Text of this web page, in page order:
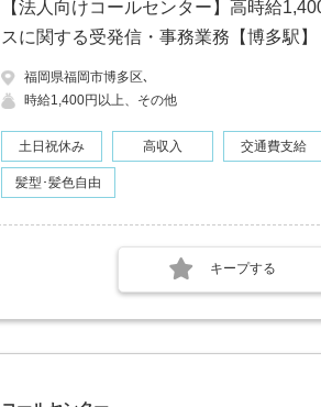
【法人向けコールセンター】高時給
スに関する受発信・事務業務【博多駅】
福岡県福岡市博多区､
時給1,400円以上、その他
土日祝休み 高収入 交通費支給
髪型･髪色自由
キープする